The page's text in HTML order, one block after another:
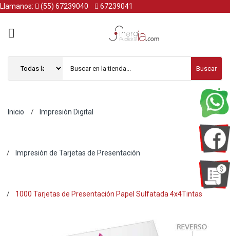
Llamanos: (55) 67239040 67239041
Buscar
Inicio Impresión Digital
Impresión de Tarjetas de Presentación
1000 Tarjetas de Presentación Papel Sulfatada 4x4Tintas